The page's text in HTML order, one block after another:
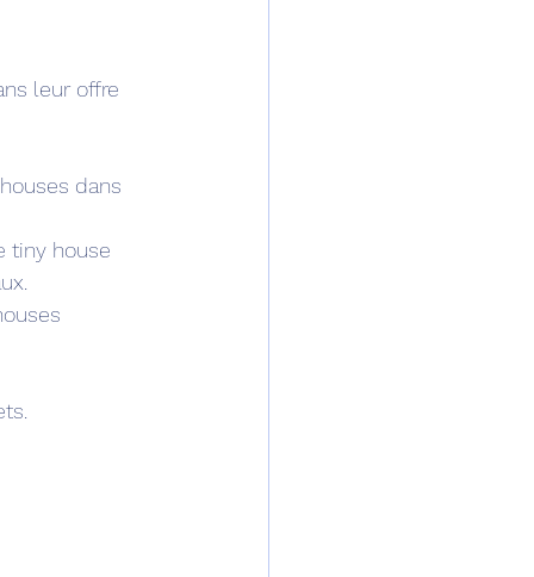
leur offre
dans
tiny house